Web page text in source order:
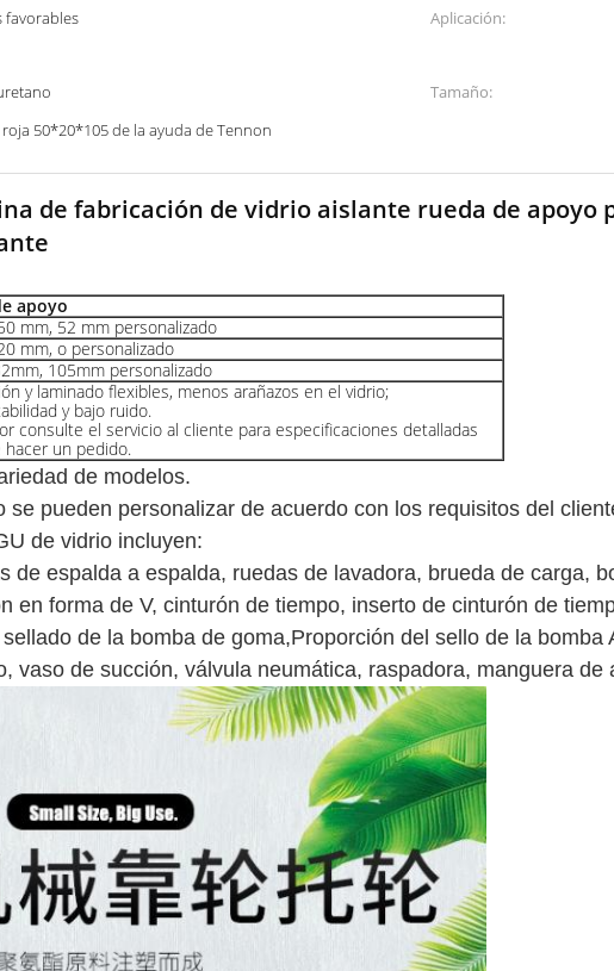
favorables Aplicación:
Tamaño:
roja 50*20*105 de la ayuda de Tennon
de fabricación de vidrio aislante rueda de
apoyo
mm, 52 mm personalizado
mm, o personalizado
105mm personalizado
y laminado flexibles, menos arañazos en el vidrio;
y bajo ruido.
consulte el servicio al cliente para especificaciones detalladas
hacer un pedido.
de modelos.
se pueden personalizar de acuerdo con los requisitos del
de vidrio incluyen:
de espalda a espalda, ruedas de lavadora, brueda de carga,
en forma de V, cinturón de tiempo, inserto de cinturón de
de la bomba de goma,Proporción del sello de la
vaso de succión, válvula neumática, raspadora, manguera de